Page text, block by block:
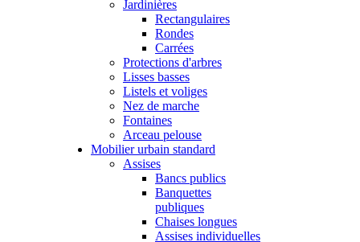
Jardinières
Rectangulaires
Rondes
Carrées
Protections d'arbres
Lisses basses
Listels et voliges
Nez de marche
Fontaines
Arceau pelouse
Mobilier urbain standard
Assises
Bancs publics
Banquettes
publiques
Chaises longues
Assises individuelles